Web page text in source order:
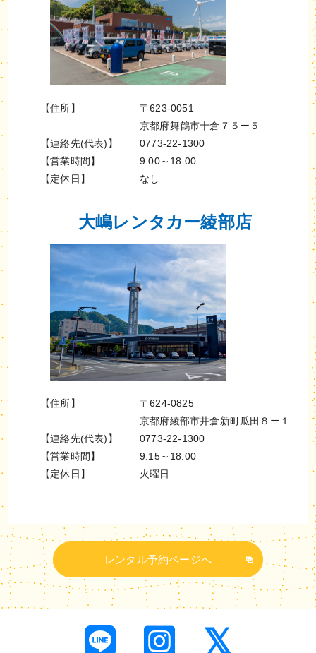
【住所】
〒623-0051
京都府舞鶴市十倉７５ー５
【連絡先(代表)】
0773-22-1300
【営業時間】
9:00～18:00
【定休日】
なし
大嶋レンタカー綾部店
【住所】
〒624-0825
京都府綾部市井倉新町瓜田８ー１
【連絡先(代表)】
0773-22-1300
【営業時間】
9:15～18:00
【定休日】
火曜日
レンタル予約ページへ